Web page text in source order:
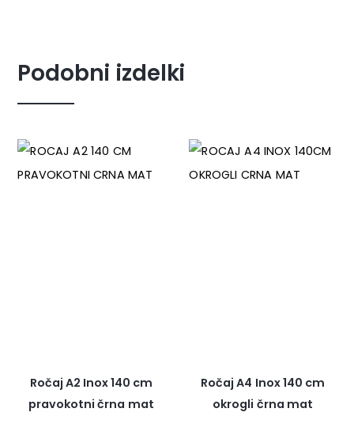
Podobni izdelki
Ročaj A2 Inox 140 cm
pravokotni črna mat
Ročaj A4 Inox 140 cm
okrogli črna mat